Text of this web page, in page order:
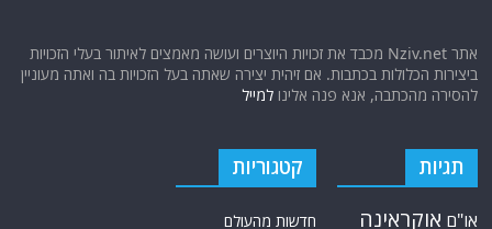
אתר Nziv.net מכבד את זכויות היוצרים ועושה מאמצים לאיתור בעלי הזכויות
ביצירות הכלולות בכתבות. אם זיהית יצירה שאתה בעל הזכויות בה ואתה מעוניין
להסירה מהכתבה, אנא פנה אלינולמייל
תגיות
או"ם אוקראינה
קטגוריות
חדשות מהעולם